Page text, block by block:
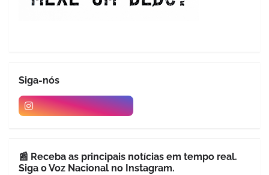
Siga-nós
📰 Receba as principais notícias em tempo real.
Siga o Voz Nacional no Instagram.